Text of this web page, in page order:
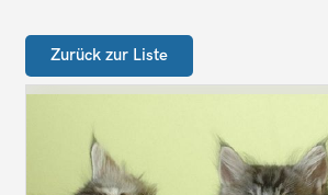
Zurück zur Liste